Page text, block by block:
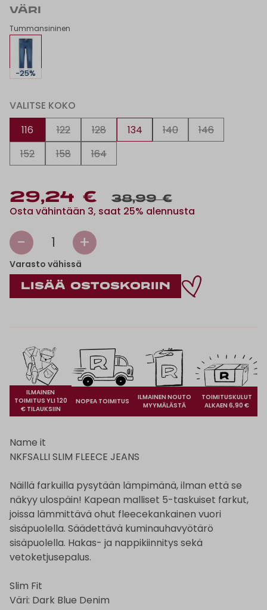
VÄRI
Tummansininen
-25%
VALITSE KOKO
116
122 128 134 140
146
152
158 164
29,24 € 38,99 €
Osta vähintään 3, saat 25% alennusta
- 1 +
Varasto vähissä
ILMAINEN
TOIMITUS YLI 120
€ TILAUKSIIN
NOPEA TOIMITUS
ILMAINEN NOUTO
MYYMÄLÄSTÄ
TOIMITUSKULUT
ALKAEN 6,90 €
Name it
NKFSALLI SLIM FLEECE JEANS
Näillä farkuilla pysytään lämpimänä, ilman että se
näkyy ulospäin! Kapean malliset 5-taskuiset farkut,
joissa lämmittävä ohut fleecekankainen vuori
sisäpuolella. Säädettävä kuminauhavyötärö
sisäpuolella. Hakas- ja nappikiinnitys sekä
vetoketjusepalus.
Slim Fit
Väri: Dark Blue Denim